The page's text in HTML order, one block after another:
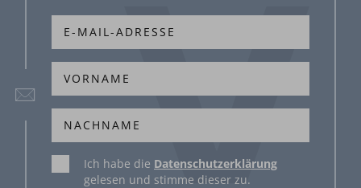
Ich habe die Datenschutzerklärung
gelesen und stimme dieser zu.